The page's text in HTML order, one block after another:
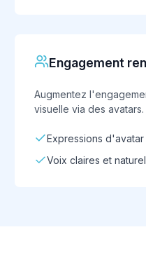
Engagement
Augmentez
visuelle via des avatars.
Expressions d'avatar
Voix claires et